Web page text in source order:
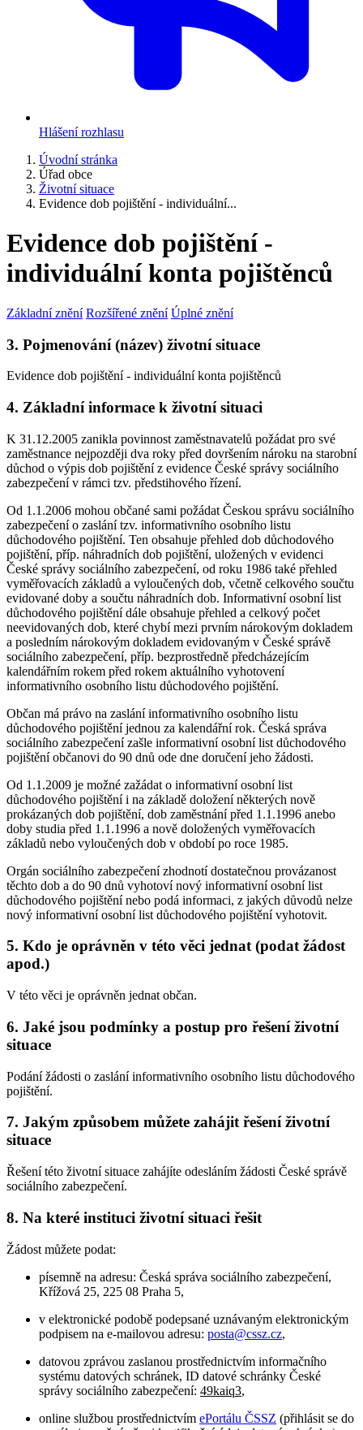
Hlášení rozhlasu
Úvodní stránka
Úřad obce
Životní situace
Evidence dob pojištění - individuální...
Evidence dob pojištění -
individuální konta pojištěnců
Základní znění Rozšířené znění Úplné znění
3. Pojmenování (název) životní situace
Evidence dob pojištění - individuální konta pojištěnců
4. Základní informace k životní situaci
K 31.12.2005 zanikla povinnost zaměstnavatelů požádat pro své
zaměstnance nejpozději dva roky před dovršením nároku na starobní
důchod o výpis dob pojištění z evidence České správy sociálního
zabezpečení v rámci tzv. předstihového řízení.
Od 1.1.2006 mohou občané sami požádat Českou správu sociálního
zabezpečení o zaslání tzv. informativního osobního listu
důchodového pojištění. Ten obsahuje přehled dob důchodového
pojištění, příp. náhradních dob pojištění, uložených v evidenci
České správy sociálního zabezpečení, od roku 1986 také přehled
vyměřovacích základů a vyloučených dob, včetně celkového součtu
evidované doby a součtu náhradních dob. Informativní osobní list
důchodového pojištění dále obsahuje přehled a celkový počet
neevidovaných dob, které chybí mezi prvním nárokovým dokladem
a posledním nárokovým dokladem evidovaným v České správě
sociálního zabezpečení, příp. bezprostředně předcházejícím
kalendářním rokem před rokem aktuálního vyhotovení
informativního osobního listu důchodového pojištění.
Občan má právo na zaslání informativního osobního listu
důchodového pojištění jednou za kalendářní rok. Česká správa
sociálního zabezpečení zašle informativní osobní list důchodového
pojištění občanovi do 90 dnů ode dne doručení jeho žádosti.
Od 1.1.2009 je možné zažádat o informativní osobní list
důchodového pojištění i na základě doložení některých nově
prokázaných dob pojištění, dob zaměstnání před 1.1.1996 anebo
doby studia před 1.1.1996 a nově doložených vyměřovacích
základů nebo vyloučených dob v období po roce 1985.
Orgán sociálního zabezpečení zhodnotí dostatečnou provázanost
těchto dob a do 90 dnů vyhotoví nový informativní osobní list
důchodového pojištění nebo podá informaci, z jakých důvodů nelze
nový informativní osobní list důchodového pojištění vyhotovit.
5. Kdo je oprávněn v této věci jednat (podat žádost
apod.)
V této věci je oprávněn jednat občan.
6. Jaké jsou podmínky a postup pro řešení životní
situace
Podání žádosti o zaslání informativního osobního listu důchodového
pojištění.
7. Jakým způsobem můžete zahájit řešení životní
situace
Řešení této životní situace zahájíte odesláním žádosti České správě
sociálního zabezpečení.
8. Na které instituci životní situaci řešit
Žádost můžete podat:
písemně na adresu: Česká správa sociálního zabezpečení,
Křížová 25, 225 08 Praha 5,
v elektronické podobě podepsané uznávaným elektronickým
podpisem na e-mailovou adresu: posta@cssz.cz,
datovou zprávou zaslanou prostřednictvím informačního
systému datových schránek, ID datové schránky České
správy sociálního zabezpečení: 49kaiq3,
online službou prostřednictvím ePortálu ČSSZ (přihlásit se do